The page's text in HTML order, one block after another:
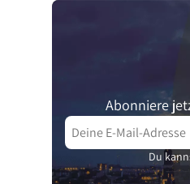
Abonniere
Du